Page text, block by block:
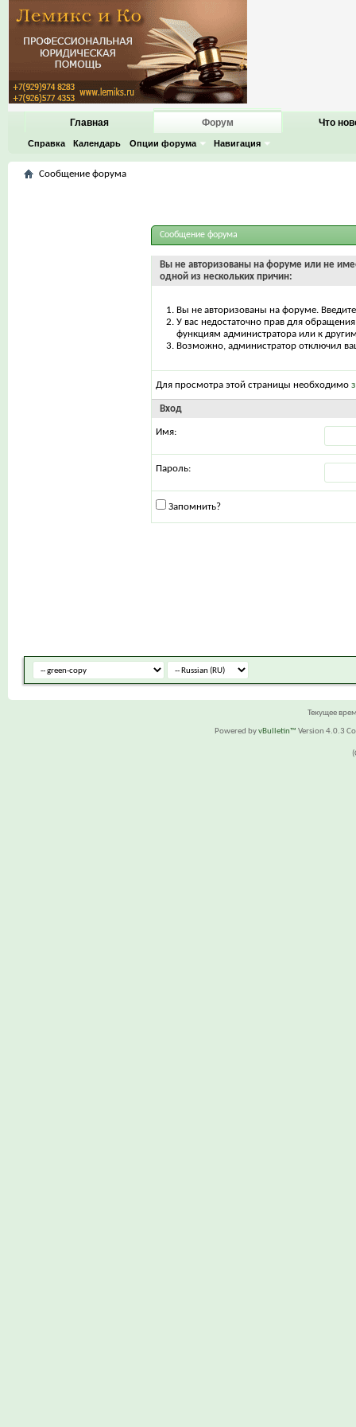
Главная Форум
Справка Календарь Опции форума Навигация
Что
Сообщение форума
Сообщение форума
Вы не авторизованы на форуме или не
одной из нескольких причин:
Вы не авторизованы на форуме.
У вас недостаточно прав для
функциям администратора или к
Возможно, администратор отключил
Для просмотра этой страницы необходимо
Вход
Имя:
Пароль:
Запомнить?
Текущее
Powered byvBulletin™ Version 4.0.3